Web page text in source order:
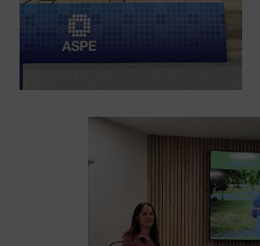
POLÍTICA DE PRIVACIDAD|
CONDICIONES DE